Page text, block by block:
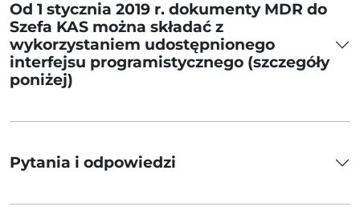
Od 1 stycznia 2019 r. dokumenty MDR do
Szefa KAS można składać z
wykorzystaniem udostępnionego
interfejsu programistycznego (szczegóły
poniżej)
Pytania i odpowiedzi